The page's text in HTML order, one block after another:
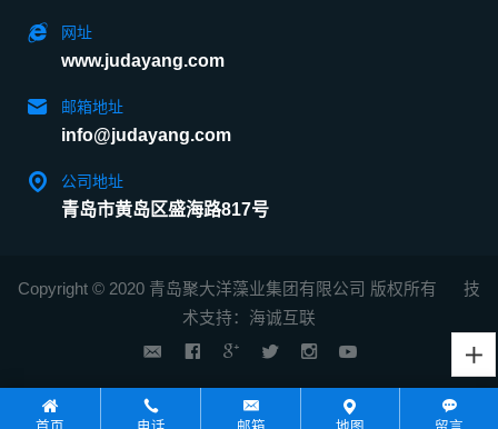
网址
www.judayang.com
邮箱地址
info@judayang.com
公司地址
青岛市黄岛区盛海路817号
Copyright © 2020 青岛聚大洋藻业集团有限公司 版权所有
技
术支持：海诚互联